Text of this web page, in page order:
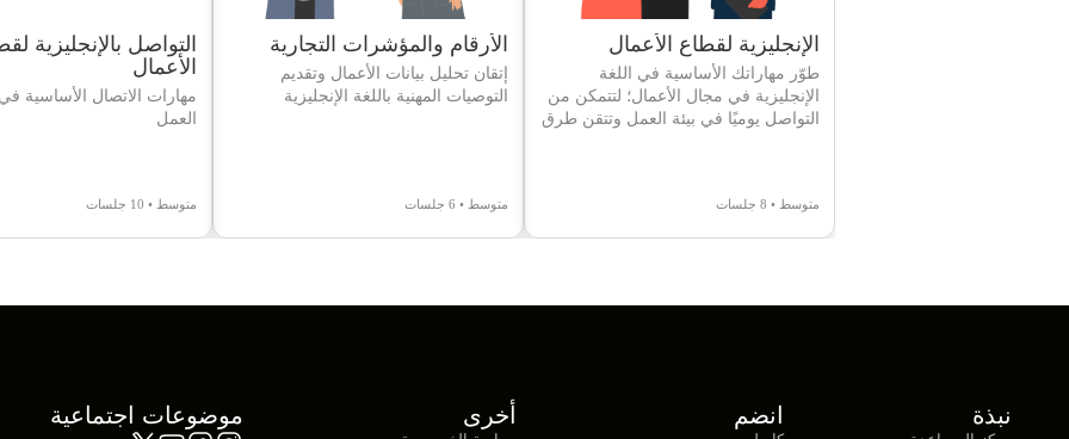
الإنجليزية لقطاع الأعمال
طوّر مهاراتك الأساسية في اللغة
الإنجليزية في مجال الأعمال؛ لتتمكن من
التواصل يوميًا في بيئة العمل وتتقن طرق
متوسط • 8 جلسات
الأرقام والمؤشرات التجارية
إتقان تحليل بيانات الأعمال وتقديم
التوصيات المهنية باللغة الإنجليزية
متوسط • 6 جلسات
التواصل بالإنجليزية
الأعمال
مهارات الاتصال الأساسية
العمل
متوسط • 10 جلسات
نبذة انضم أخرى موضوعات اجتماعية